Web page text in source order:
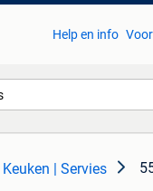
Help en info
Keuken | Servies